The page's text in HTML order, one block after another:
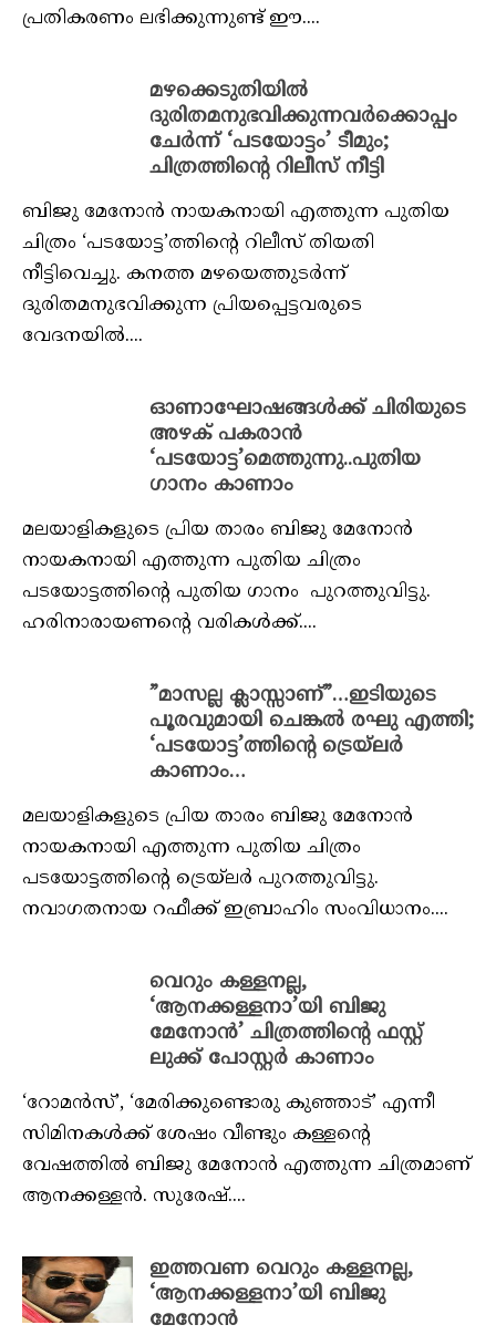
പ്രതികരണം ലഭിക്കുന്നുണ്ട് ഈ....
മഴക്കെടുതിയിൽ
ദുരിതമനുഭവിക്കുന്നവർക്കൊപ്പം
ചേർന്ന് ‘പടയോട്ടം’ ടീമും;
ചിത്രത്തിന്റെ റിലീസ് നീട്ടി
ബിജു മേനോൻ നായകനായി എത്തുന്ന പുതിയ
ചിത്രം ‘പടയോട്ട’ത്തിന്റെ റിലീസ് തിയതി
നീട്ടിവെച്ചു. കനത്ത മഴയെത്തുടർന്ന്
ദുരിതമനുഭവിക്കുന്ന പ്രിയപ്പെട്ടവരുടെ
വേദനയിൽ....
ഓണാഘോഷങ്ങൾക്ക് ചിരിയുടെ
അഴക് പകരാൻ
‘പടയോട്ട’മെത്തുന്നു..പുതിയ
ഗാനം കാണാം
മലയാളികളുടെ പ്രിയ താരം ബിജു മേനോൻ
നായകനായി എത്തുന്ന പുതിയ ചിത്രം
പടയോട്ടത്തിന്റെ പുതിയ ഗാനം പുറത്തുവിട്ടു.
ഹരിനാരായണന്റെ വരികൾക്ക്....
”മാസല്ല ക്ലാസ്സാണ്”…ഇടിയുടെ
പൂരവുമായി ചെങ്കൽ രഘു എത്തി;
‘പടയോട്ട’ത്തിന്റെ ട്രെയ്‌ലർ
കാണാം…
മലയാളികളുടെ പ്രിയ താരം ബിജു മേനോൻ
നായകനായി എത്തുന്ന പുതിയ ചിത്രം
പടയോട്ടത്തിന്റെ ട്രെയ്‌ലർ പുറത്തുവിട്ടു.
നവാഗതനായ റഫീക്ക് ഇബ്രാഹിം സംവിധാനം....
വെറും കള്ളനല്ല,
‘ആനക്കള്ളനാ’യി ബിജു
മേനോൻ’ ചിത്രത്തിന്റെ ഫസ്റ്റ്
ലുക്ക് പോസ്റ്റർ കാണാം
‘റോമൻസ്’, ‘മേരിക്കുണ്ടൊരു കുഞ്ഞാട്’ എന്നീ
സിമിനകൾക്ക് ശേഷം വീണ്ടും കള്ളന്റെ
വേഷത്തിൽ ബിജു മേനോൻ എത്തുന്ന ചിത്രമാണ്
ആനക്കള്ളൻ. സുരേഷ്....
ഇത്തവണ വെറും കള്ളനല്ല,
‘ആനക്കള്ളനാ’യി ബിജു
മേനോൻ